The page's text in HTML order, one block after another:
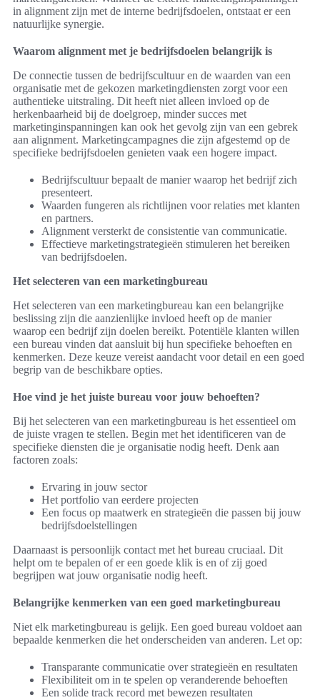
in alignment zijn met de interne bedrijfsdoelen, ontstaat er een
natuurlijke synergie.
Waarom alignment met je bedrijfsdoelen belangrijk is
De connectie tussen de bedrijfscultuur en de waarden van een
organisatie met de gekozen marketingdiensten zorgt voor een
authentieke uitstraling. Dit heeft niet alleen invloed op de
herkenbaarheid bij de doelgroep, minder succes met
marketinginspanningen kan ook het gevolg zijn van een gebrek
aan alignment. Marketingcampagnes die zijn afgestemd op de
specifieke bedrijfsdoelen genieten vaak een hogere impact.
Bedrijfscultuur bepaalt de manier waarop het bedrijf zich
presenteert.
Waarden fungeren als richtlijnen voor relaties met klanten
en partners.
Alignment versterkt de consistentie van communicatie.
Effectieve marketingstrategieën stimuleren het bereiken
van bedrijfsdoelen.
Het selecteren van een marketingbureau
Het selecteren van een marketingbureau kan een belangrijke
beslissing zijn die aanzienlijke invloed heeft op de manier
waarop een bedrijf zijn doelen bereikt. Potentiële klanten willen
een bureau vinden dat aansluit bij hun specifieke behoeften en
kenmerken. Deze keuze vereist aandacht voor detail en een goed
begrip van de beschikbare opties.
Hoe vind je het juiste bureau voor jouw behoeften?
Bij het selecteren van een marketingbureau is het essentieel om
de juiste vragen te stellen. Begin met het identificeren van de
specifieke diensten die je organisatie nodig heeft. Denk aan
factoren zoals:
Ervaring in jouw sector
Het portfolio van eerdere projecten
Een focus op maatwerk en strategieën die passen bij jouw
bedrijfsdoelstellingen
Daarnaast is persoonlijk contact met het bureau cruciaal. Dit
helpt om te bepalen of er een goede klik is en of zij goed
begrijpen wat jouw organisatie nodig heeft.
Belangrijke kenmerken van een goed marketingbureau
Niet elk marketingbureau is gelijk. Een goed bureau voldoet aan
bepaalde kenmerken die het onderscheiden van anderen. Let op:
Transparante communicatie over strategieën en resultaten
Flexibiliteit om in te spelen op veranderende behoeften
Een solide track record met bewezen resultaten